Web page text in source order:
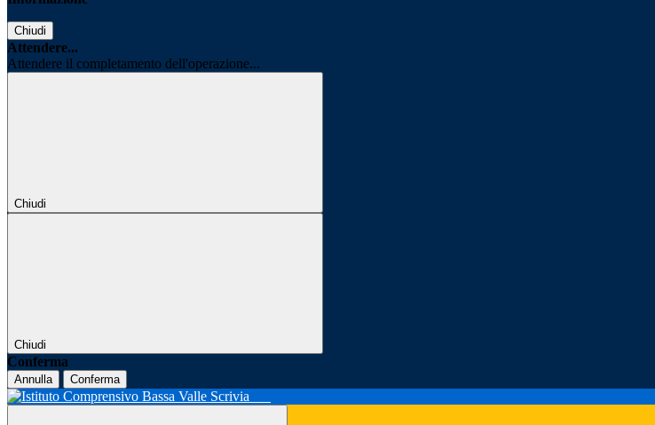
Chiudi
Attendere...
Attendere il completamento dell'operazione...
Chiudi
Chiudi
Conferma
Annulla Conferma